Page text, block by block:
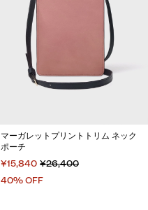
マーガレットプリントトリム ネック
ポーチ
¥15,840 ¥26,400
40% OFF